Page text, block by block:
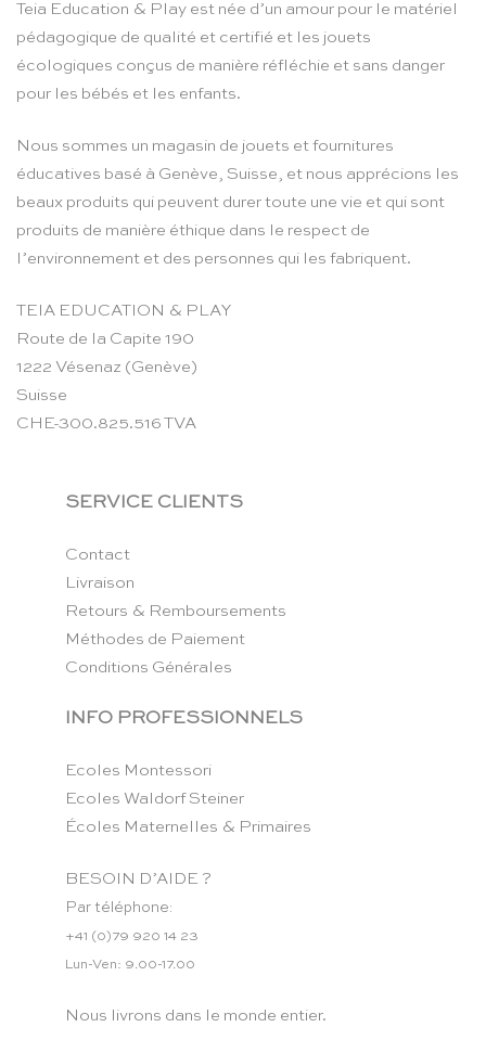
Teia Education & Play est née d’un amour pour le matériel
pédagogique de qualité et certifié et les jouets
écologiques conçus de manière réfléchie et sans danger
pour les bébés et les enfants.
Nous sommes un magasin de jouets et fournitures
éducatives basé à Genève, Suisse, et nous apprécions les
beaux produits qui peuvent durer toute une vie et qui sont
produits de manière éthique dans le respect de
l’environnement et des personnes qui les fabriquent.
TEIA EDUCATION & PLAY
Route de la Capite 190
1222 Vésenaz (Genève)
Suisse
CHE-300.825.516 TVA
SERVICE CLIENTS
Contact
Livraison
Retours & Remboursements
Méthodes de Paiement
Conditions Générales
INFO PROFESSIONNELS
Ecoles Montessori
Ecoles Waldorf Steiner
Écoles Maternelles & Primaires
BESOIN D’AIDE ?
Par téléphone:
+41 (0)79 920 14 23
Lun-Ven: 9.00-17.00
Nous livrons dans le monde entier.